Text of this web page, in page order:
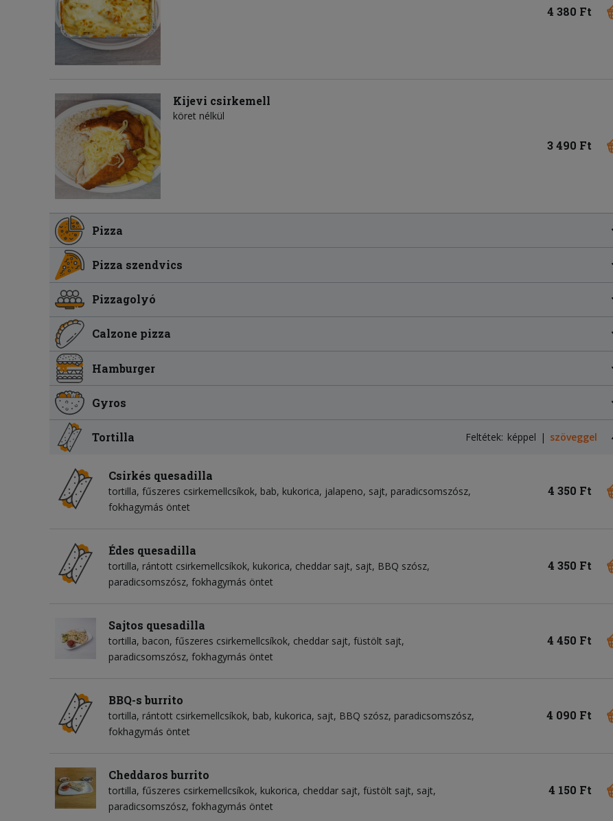
4 380 Ft
Kijevi csirkemell
köret nélkül
3 490 Ft
Pizza
Pizza szendvics
Pizzagolyó
Calzone pizza
Hamburger
Gyros
Tortilla Feltétek: képpel szöveggel
Csirkés quesadilla
tortilla fűszeres csirkemellcsíkok bab kukorica jalapeno sajt paradicsomszósz
fokhagymás öntet
4 350 Ft
Édes quesadilla
tortilla rántott csirkemellcsíkok kukorica cheddar sajt sajt BBQ szósz
paradicsomszósz fokhagymás öntet
4 350 Ft
Sajtos quesadilla
tortilla bacon fűszeres csirkemellcsíkok cheddar sajt füstölt sajt
paradicsomszósz fokhagymás öntet
4 450 Ft
BBQ-s burrito
tortilla rántott csirkemellcsíkok bab kukorica sajt BBQ szósz paradicsomszósz
fokhagymás öntet
4 090 Ft
Cheddaros burrito
tortilla fűszeres csirkemellcsíkok kukorica cheddar sajt füstölt sajt sajt
paradicsomszósz fokhagymás öntet
4 150 Ft